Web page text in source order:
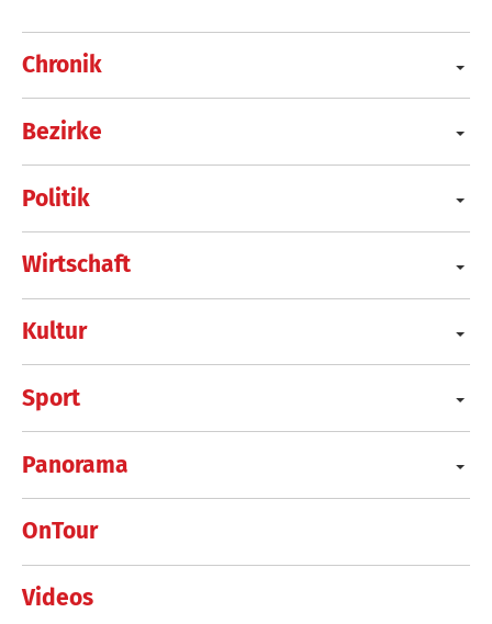
Chronik
Bezirke
Politik
Wirtschaft
Kultur
Sport
Panorama
OnTour
Videos